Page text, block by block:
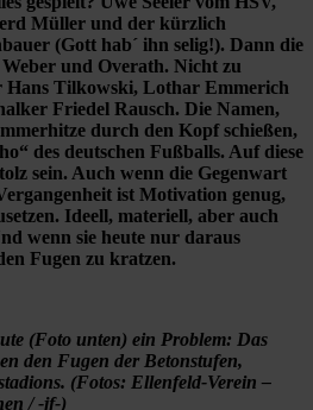
Müller und der kürzlich
(Gott hab´ ihn selig!). Dann die
und Overath. Nicht zu
Hans Tilkowski, Lothar Emmerich
Friedel Rausch. Die Namen,
durch den Kopf schießen,
des deutschen Fußballs. Auf diese
sein. Auch wenn die Gegenwart
ist Motivation genug,
Ideell, materiell, aber auch
wenn sie heute nur daraus
Fugen zu kratzen.
(Foto unten) ein Problem: Das
den Fugen der Betonstufen,
(Fotos: Ellenfeld-Verein –
/ -jf-)